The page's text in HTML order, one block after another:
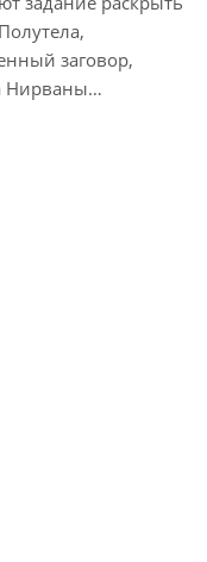
заговор,
Нирваны…